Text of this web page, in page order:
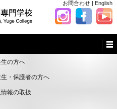
お問合わせ | English
生の方へ
生・保護者の方へ
情報の取扱